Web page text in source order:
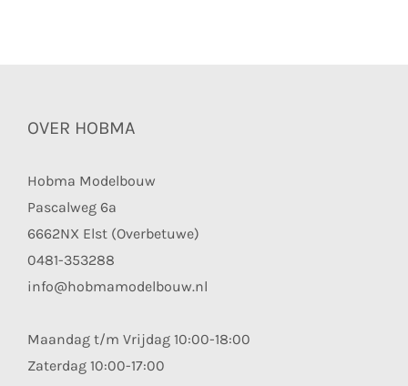
OVER HOBMA
Hobma Modelbouw
Pascalweg 6a
6662NX Elst (Overbetuwe)
0481-353288
info@hobmamodelbouw.nl
Maandag t/m Vrijdag 10:00-18:00
Zaterdag 10:00-17:00